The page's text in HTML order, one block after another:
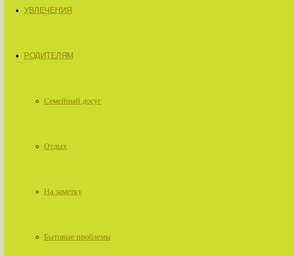
УВЛЕЧЕНИЯ
РОДИТЕЛЯМ
Семейный досуг
Отдых
На заметку
Бытовые проблемы